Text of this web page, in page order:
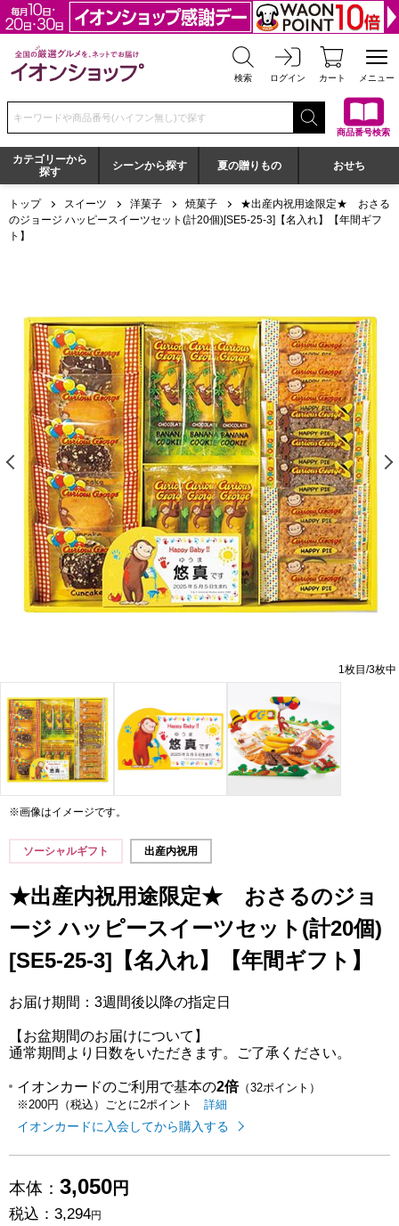
全国の厳選グルメを、ネットでお届け イオンショップ
検索 ログイン カート メニュー
検索キーワードまたは商品番号を入力してください
商品番号検索
カテゴリーから
探す
シーンから探す 夏の贈りもの おせち
トップ スイーツ 洋菓子 焼菓子
★出産内祝用途限定★ おさる
のジョージ ハッピースイーツセット(計20個)[SE5-25-3]【名入れ】【年間ギフ
ト】
前の画像を表示する
1枚目/3枚中
※画像はイメージです。
ソーシャルギフト 出産内祝用
★出産内祝用途限定★ おさるのジョ
ージ ハッピースイーツセット(計20個)
[SE5-25-3]【名入れ】【年間ギフト】
お届け期間：3週間後以降の指定日
【お盆期間のお届けについて】
通常期間より日数をいただきます。ご了承ください。
イオンカードのご利用で基本の2倍（32ポイント）
※200円（税込）ごとに2ポイント
イオンカードのご利用でたまるポイ
詳細
イオンカードに入会してから購入する
本体： 3,050円
税込： 3,294円